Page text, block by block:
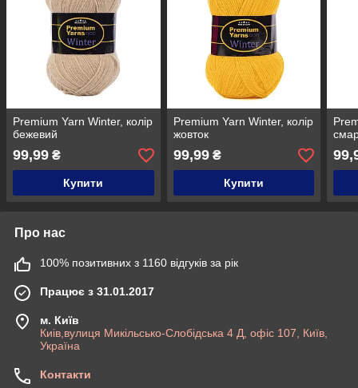
Premium Yarn Winter, колір
бежевий
99,99 ₴
Купити
Premium Yarn Winter, колір
жовток
99,99₴
Купити
Про нас
100% позитивних з 1160 відгуків за рік
Працює з 31.01.2017
м. Київ
Киів,вулиця Микільсько-Слобідська 4 Д, офіс 107, Київ,
Україна
Контакти